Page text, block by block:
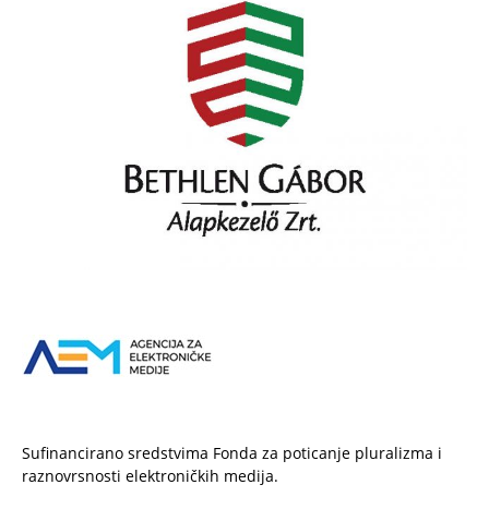
Sufinancirano sredstvima Fonda za poticanje pluralizma i
raznovrsnosti elektroničkih medija.